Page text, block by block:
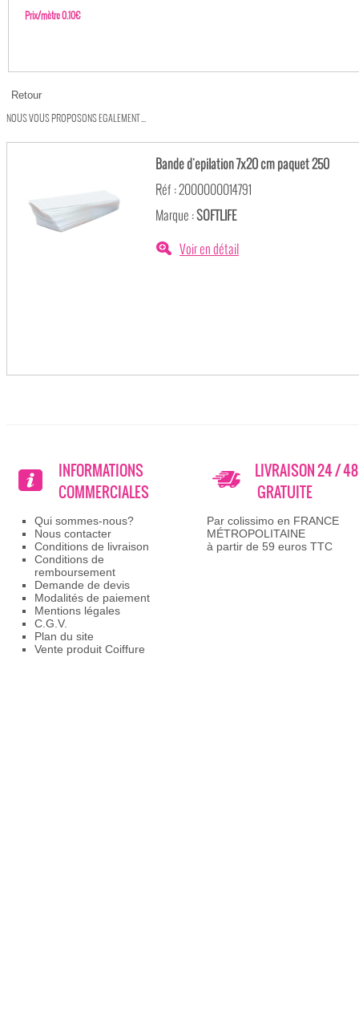
Prix/mètre 0.10€
NOUS VOUS PROPOSONS EGALEMENT ...
Bande d'epilation 7x20 cm paquet 250
Réf : 2000000014791
Marque :SOFTLIFE
Voir en détail
INFORMATIONS
COMMERCIALES
Qui sommes-nous?
Nous contacter
Conditions de livraison
Conditions de
remboursement
Demande de devis
Modalités de paiement
Mentions légales
C.G.V.
Plan du site
Vente produit Coiffure
LIVRAISON 24 /
GRATUITE
Par colissimo en FRANCE
MÉTROPOLITAINE
à partir de 59 euros TTC